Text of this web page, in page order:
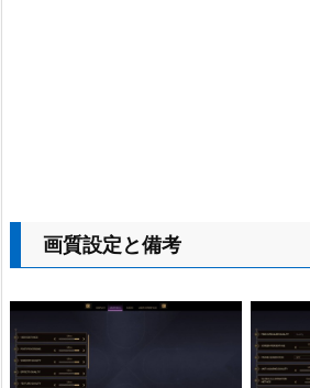
画質設定と備考